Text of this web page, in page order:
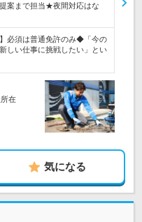
案まで担当★夜間対応はな
必須は普通免許のみ◆「今の
しい仕事に挑戦したい」とい
在
気になる